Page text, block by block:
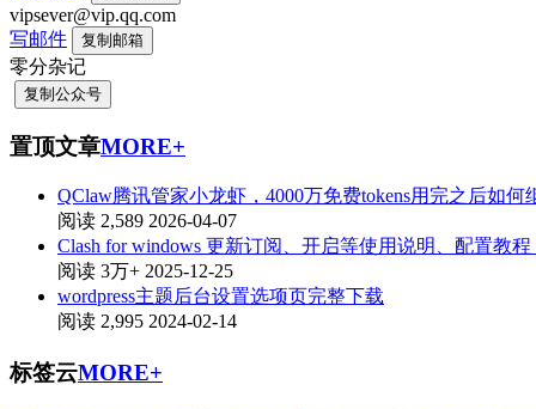
vipsever@vip.qq.com
写邮件
复制邮箱
零分杂记
复制公众号
置顶文章MORE+
QClaw腾讯管家小龙虾，4000万免费tokens用完之后如何
阅读 2,589 2026-04-07
Clash for windows 更新订阅、开启等使用说明、配置教
阅读 3万+ 2025-12-25
wordpress主题后台设置选项页完整下载
阅读 2,995 2024-02-14
标签云MORE+